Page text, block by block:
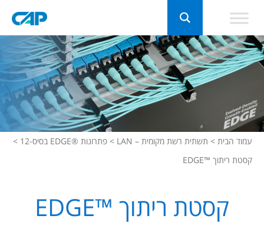
עמוד הבית > תשתית רשת מקומית – LAN > פתרונות ®EDGE בסיס-12
>
קסטת ריתוך ™EDGE
קסטת ריתוך ™EDGE